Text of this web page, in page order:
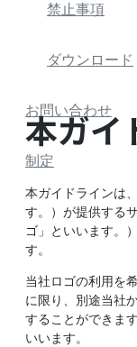
禁止事項
ダウンロード
お問い合わせ
制定
本ガイ
本ガイドラインは
す。）が提供する
ゴ」といいます。
す。
当社ロゴの利用を
に限り、別途当社
することができま
いいます。